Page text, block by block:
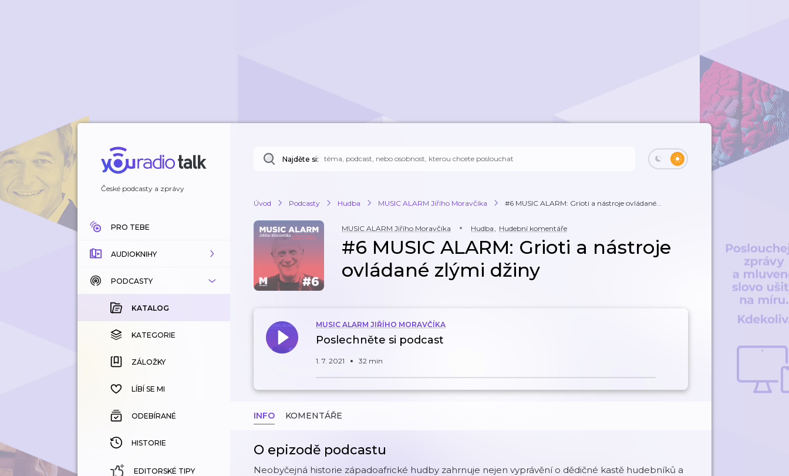
České podcasty a zprávy
PRO TEBE
AUDIOKNIHY
KATALOG
KOUPENÉ
KATEGORIE
ZÁLOŽKY
HISTORIE
PODCASTY
KATALOG
KATEGORIE
ZÁLOŽKY
LÍBÍ SE MI
ODEBÍRANÉ
HISTORIE
EDITORSKÉ TIPY
Najděte si:
Úvod Podcasty Hudba MUSIC ALARM Jiřího Moravčíka #6 MUSIC ALARM: Grioti a nástroje ovládané...
MUSIC ALARM Jiřího Moravčíka Hudba, Hudební komentáře
#6 MUSIC ALARM: Grioti a nástroje
ovládané zlými džiny
MUSIC ALARM JIŘÍHO MORAVČÍKA
Poslechněte si podcast
1. 7. 2021 32 min
INFO KOMENTÁŘE
O epizodě podcastu
Neobyčejná historie západoafrické hudby zahrnuje nejen vyprávění o dědičné kastě hudebníků a